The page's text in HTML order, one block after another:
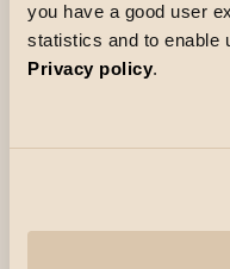
you have a good user
statistics and to enable
Privacy policy.